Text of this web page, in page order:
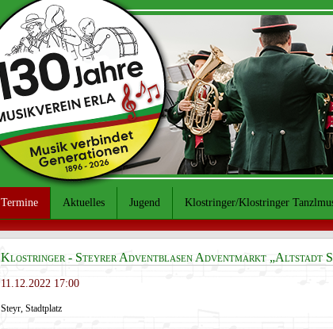
Termine Aktuelles Jugend Klostringer/Klostringer
Klostringer - Steyrer Adventblasen Adventmarkt „Altstadt
11.12.2022 17:00
Steyr, Stadtplatz